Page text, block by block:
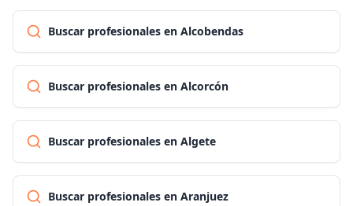
Buscar profesionales en Alcobendas
Buscar profesionales en Alcorcón
Buscar profesionales en Algete
Buscar profesionales en Aranjuez